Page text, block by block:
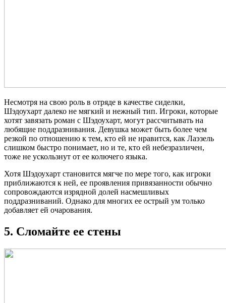
Несмотря на свою роль в отряде в качестве сиделки,
Шэдоухарт далеко не мягкий и нежный тип. Игроки, которые
хотят завязать роман с Шэдоухарт, могут рассчитывать на
любящие поддразнивания. Девушка может быть более чем
резкой по отношению к тем, кто ей не нравится, как Лаэзель
слишком быстро понимает, но и те, кто ей небезразличен,
тоже не ускользнут от ее колючего языка.
Хотя Шэдоухарт становится мягче по мере того, как игроки
приближаются к ней, ее проявления привязанности обычно
сопровождаются изрядной долей насмешливых
поддразниваний. Однако для многих ее острый ум только
добавляет ей очарования.
5. Сломайте ее стены